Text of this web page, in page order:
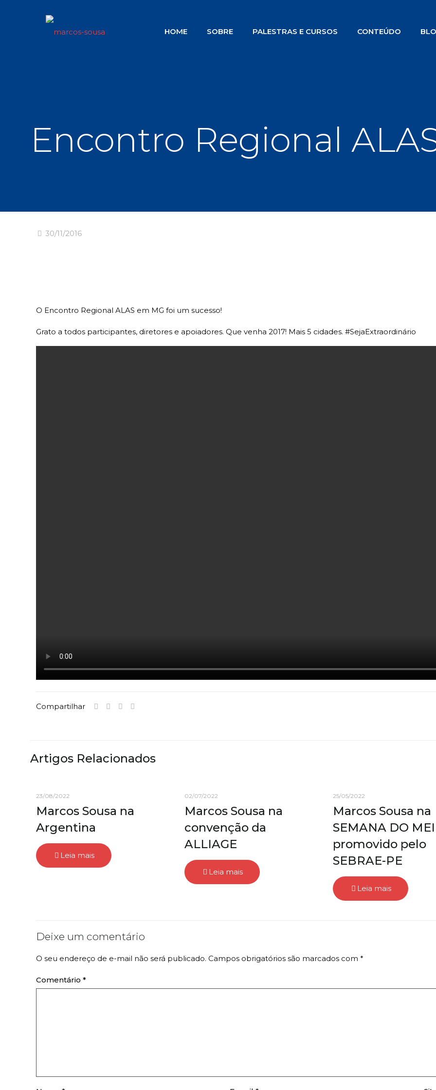
HOME SOBRE PALESTRAS E CURSOS CONTEÚDO
Encontro Regional
30/11/2016
O Encontro Regional ALAS em MG foi um sucesso!
Grato a todos participantes, diretores e apoiadores. Que venha 2017! Mais 5 cidades. #SejaExtraordinário
Compartilhar
Artigos Relacionados
23/08/2022
Marcos Sousa na
Argentina
Leia mais
02/07/2022
Marcos Sousa na
convenção da
ALLIAGE
Leia mais
25/05/2022
Marcos Sousa na
SEMANA DO MEI
promovido pelo
SEBRAE-PE
Leia mais
Deixe um comentário
O seu endereço de e-mail não será publicado. Campos obrigatórios são marcados com *
Comentário *